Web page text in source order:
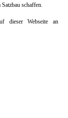
schaffen.
dieser Webseite an